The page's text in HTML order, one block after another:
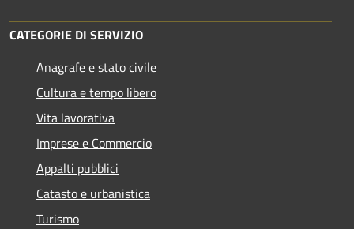
CATEGORIE DI SERVIZIO
Anagrafe e stato civile
Cultura e tempo libero
Vita lavorativa
Imprese e Commercio
Appalti pubblici
Catasto e urbanistica
Turismo